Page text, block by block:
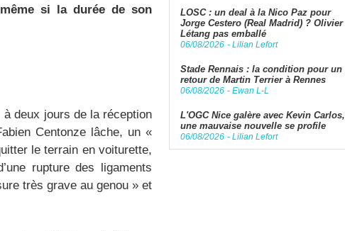
si la durée de son
à deux jours de la réception
Centonze lâche, un «
le terrain en voiturette,
rupture des ligaments
très grave au genou » et
LOSC : un deal à la Nico Paz pour
Jorge Cestero (Real Madrid) ? Olivier
Létang pas emballé
06/08/2026 - Lilian Lefort
Stade Rennais : la condition pour un
retour de Martin Terrier à Rennes
06/08/2026 - Ewan L-L
L'OGC Nice galère avec Kevin Carlos,
une mauvaise nouvelle se profile
06/08/2026 - Lilian Lefort